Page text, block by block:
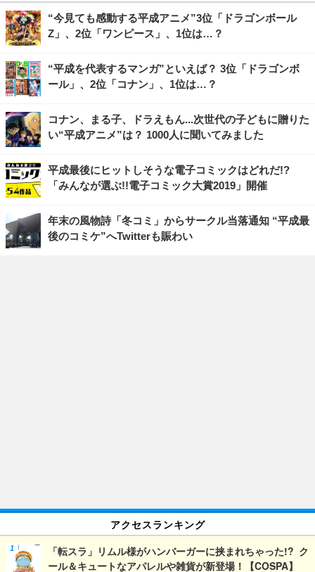
“今見ても感動する平成アニメ”3位「ドラゴンボール
Z」、2位「ワンピース」、1位は…？
“平成を代表するマンガ”といえば？ 3位「ドラゴンボ
ール」、2位「コナン」、1位は…？
コナン、まる子、ドラえもん...次世代の子どもに贈りた
い“平成アニメ”は？ 1000人に聞いてみました
平成最後にヒットしそうな電子コミックはどれだ!?
「みんなが選ぶ!!電子コミック大賞2019」開催
年末の風物詩「冬コミ」からサークル当落通知 “平成最
後のコミケ”へTwitterも賑わい
アクセスランキング
「転スラ」リムル様がハンバーガーに挟まれちゃった!? ク
ール＆キュートなアパレルや雑貨が新登場！【COSPA】